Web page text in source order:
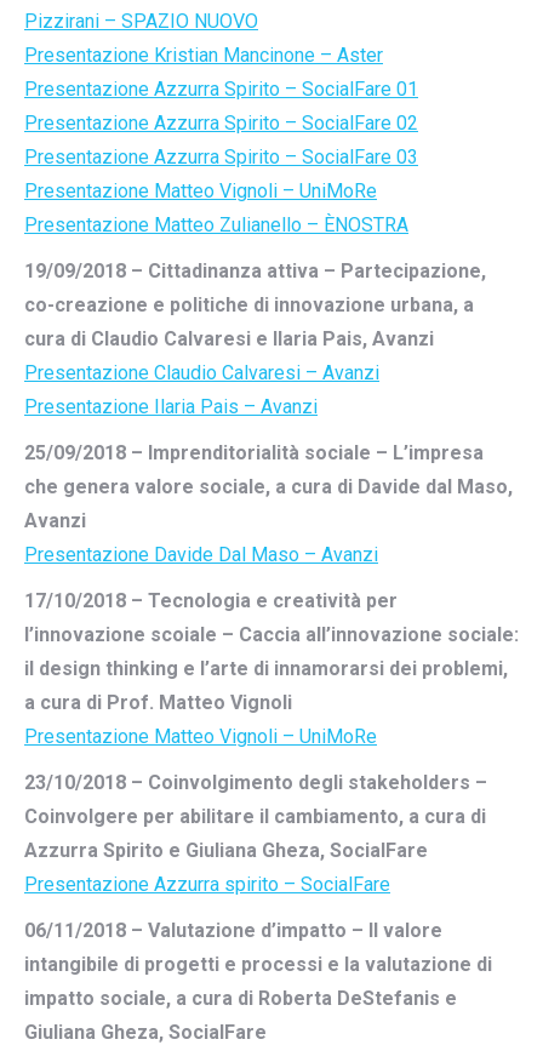
Pizzirani – SPAZIO NUOVO
Presentazione Kristian Mancinone – Aster
Presentazione Azzurra Spirito – SocialFare 01
Presentazione Azzurra Spirito – SocialFare 02
Presentazione Azzurra Spirito – SocialFare 03
Presentazione Matteo Vignoli – UniMoRe
Presentazione Matteo Zulianello – ÈNOSTRA
19/09/2018 – Cittadinanza attiva – Partecipazione,
co-creazione e politiche di innovazione urbana, a
cura di Claudio Calvaresi e Ilaria Pais, Avanzi
Presentazione Claudio Calvaresi – Avanzi
Presentazione Ilaria Pais – Avanzi
25/09/2018 – Imprenditorialità sociale – L’impresa
che genera valore sociale, a cura di Davide dal Maso,
Avanzi
Presentazione Davide Dal Maso – Avanzi
17/10/2018 – Tecnologia e creatività per
l’innovazione scoiale – Caccia all’innovazione sociale:
il design thinking e l’arte di innamorarsi dei problemi,
a cura di Prof. Matteo Vignoli
Presentazione Matteo Vignoli – UniMoRe
23/10/2018 – Coinvolgimento degli stakeholders –
Coinvolgere per abilitare il cambiamento, a cura di
Azzurra Spirito e Giuliana Gheza, SocialFare
Presentazione Azzurra spirito – SocialFare
06/11/2018 – Valutazione d’impatto – Il valore
intangibile di progetti e processi e la valutazione di
impatto sociale, a cura di Roberta DeStefanis e
Giuliana Gheza, SocialFare